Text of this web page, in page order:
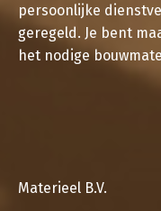
persoonlijke
geregeld. Je bent
het nodige
Materieel B.V.